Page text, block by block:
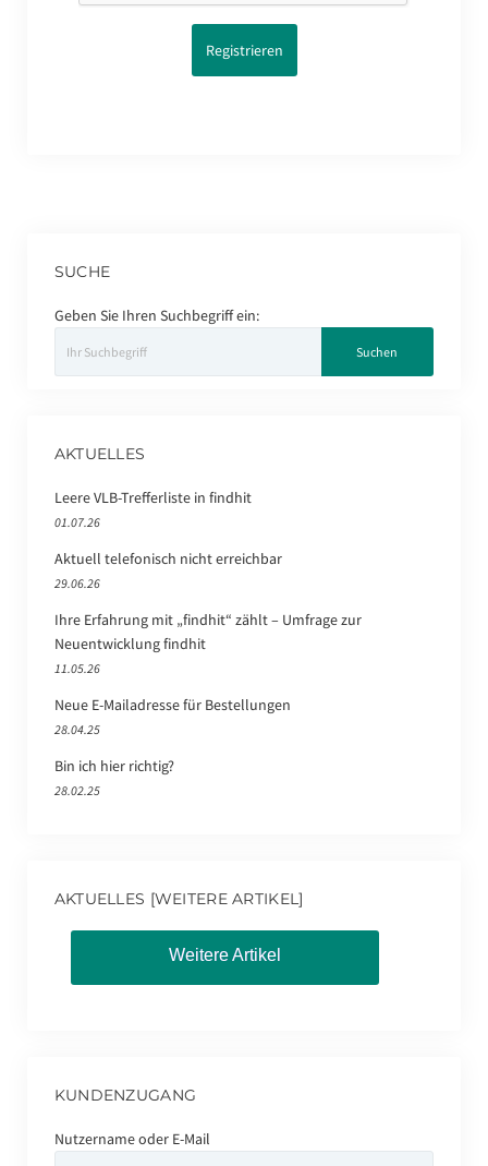
SUCHE
Geben Sie Ihren Suchbegriff ein:
AKTUELLES
Leere VLB-Trefferliste in findhit
01.07.26
Aktuell telefonisch nicht erreichbar
29.06.26
Ihre Erfahrung mit „findhit“ zählt – Umfrage zur
Neuentwicklung findhit
11.05.26
Neue E-Mailadresse für Bestellungen
28.04.25
Bin ich hier richtig?
28.02.25
AKTUELLES [WEITERE ARTIKEL]
Weitere Artikel
KUNDENZUGANG
Nutzername oder E-Mail